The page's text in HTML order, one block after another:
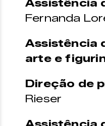
Assistência
Fernanda
Assistência
arte e
Direção de
Rieser